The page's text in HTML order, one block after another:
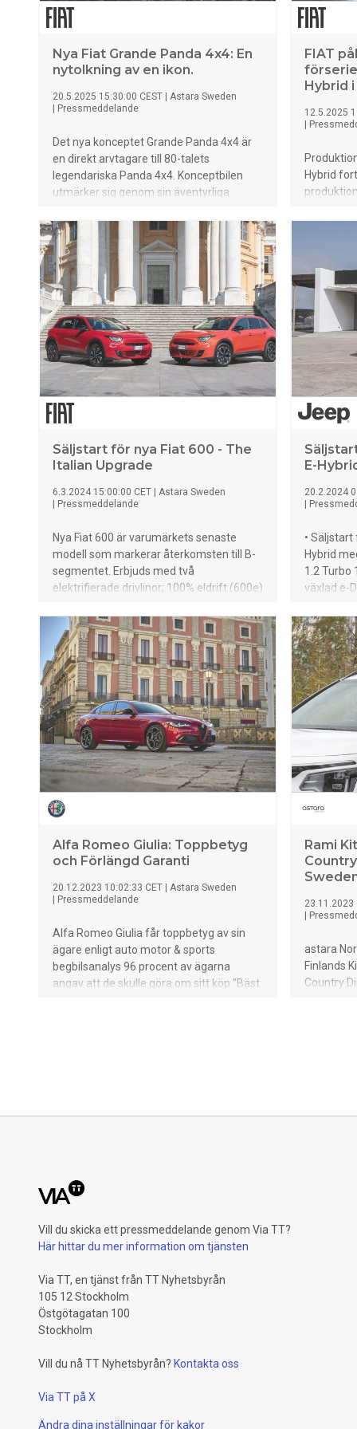
Nya Fiat Grande Panda 4x4: En
nytolkning av en ikon.
20.5.2025 15:30:00 CEST
Astara Sweden
Pressmeddelande
Det nya konceptet Grande Panda 4x4 är
en direkt arvtagare till 80-talets
legendariska Panda 4x4. Konceptbilen
utmärker sig genom sin äventyrliga
röda kulören – en modern tolkning av 80-
talets Panda-karaktär. FIAT ger bilvärlden
en inblick i en elektrifierad, innovativ
bakaxel med äkta fyrhjulsdrift – och
löftet om äventyr oavsett underlag.
FIAT
Hybrid
12.5.2025
Hybrid
den nya
Hybrid
relevans
Säljstart för nya Fiat 600 - The
Italian Upgrade
6.3.2024 15:00:00 CET
Astara Sweden
Pressmeddelande
Nya Fiat 600 är varumärkets senaste
modell som markerar återkomsten till B-
segmentet. Erbjuds med två
elektrifierade drivlinor; 100% eldrift (600e)
mild-hybridteknik (600 Hybrid). Nya Fiat
600 är "The Italian Upgrade" och uttrycker
den italienska skönheten och livsstilen
tack vare sin eleganta stil och funktioner
som Color Therapy och sätesmassage.
Nu beställningsbar till lanseringspris från
299.900 kr.
E-
20.2.2024
•
Hybrid
1.2 Turbo
växlad e-
tack vare
elektriskt
än hälften
och
Alfa Romeo Giulia: Toppbetyg
och Förlängd Garanti
20.12.2023 10:02:33 CET
Astara Sweden
Pressmeddelande
Alfa Romeo Giulia får toppbetyg av sin
ägare enligt auto motor & sports
begbilsanalys 96 procent av ägarna
angav att de skulle göra om sitt köp ”Bäst
Rami
23.11.2023
astara
Finlands
Country
arbete
Vill du skicka ett pressmeddelande genom Via TT?
Här hittar du mer information om tjänsten
Via TT, en tjänst från TT Nyhetsbyrån
105 12 Stockholm
Östgötagatan 100
Stockholm
Vill du nå TT Nyhetsbyrån? Kontakta oss
Via TT på X
Ändra dina inställningar för kakor